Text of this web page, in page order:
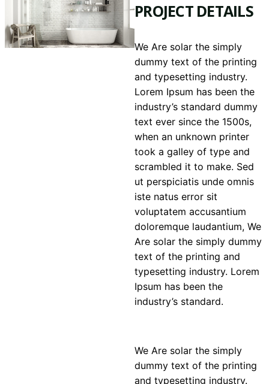
PROJECT DETAILS
We Are solar the simply
dummy text of the printing
and typesetting industry.
Lorem Ipsum has been the
industry’s standard dummy
text ever since the 1500s,
when an unknown printer
took a galley of type and
scrambled it to make. Sed
ut perspiciatis unde omnis
iste natus error sit
voluptatem accusantium
doloremque laudantium, We
Are solar the simply dummy
text of the printing and
typesetting industry. Lorem
Ipsum has been the
industry’s standard.
We Are solar the simply
dummy text of the printing
and typesetting industry.